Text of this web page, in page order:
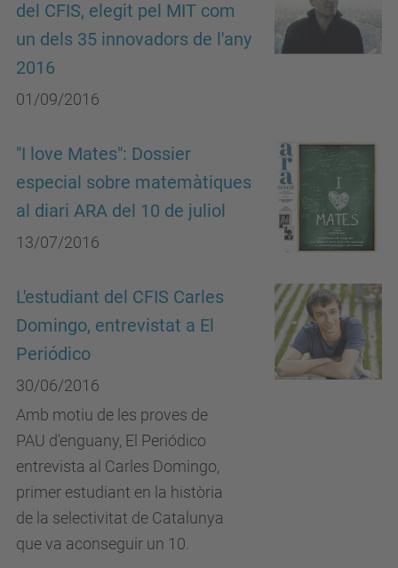
del CFIS, elegit pel MIT com
un dels 35 innovadors de l'any
2016
01/09/2016
"I love Mates": Dossier
especial sobre matemàtiques
al diari ARA del 10 de juliol
13/07/2016
L'estudiant del CFIS Carles
Domingo, entrevistat a El
Periódico
30/06/2016
Amb motiu de les proves de
PAU d'enguany, El Periódico
entrevista al Carles Domingo,
primer estudiant en la història
de la selectivitat de Catalunya
que va aconseguir un 10.